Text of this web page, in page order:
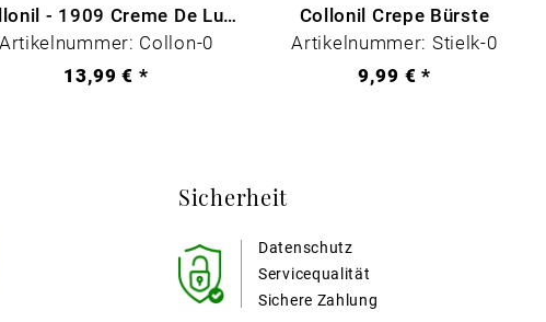
Collonil - 1909 Creme De Luxe Farblos
Artikelnummer: Collon-0
13,99 € *
Collonil Crepe Bürste
Artikelnummer: Stielk-0
9,99 € *
Sicherheit
Datenschutz
Sichere Zahlung
Servicequalität